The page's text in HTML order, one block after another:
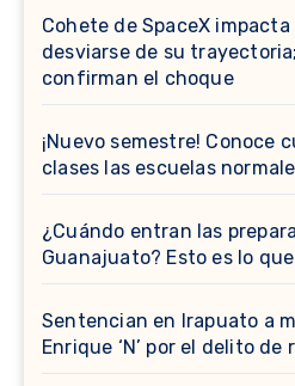
Cohete de SpaceX
desviarse de su
confirman el choque
¡Nuevo semestre! Conoce
clases las escuelas
¿Cuándo entran las
Guanajuato? Esto es lo
Sentencian en Irapuato a
Enrique ‘N’ por el delito